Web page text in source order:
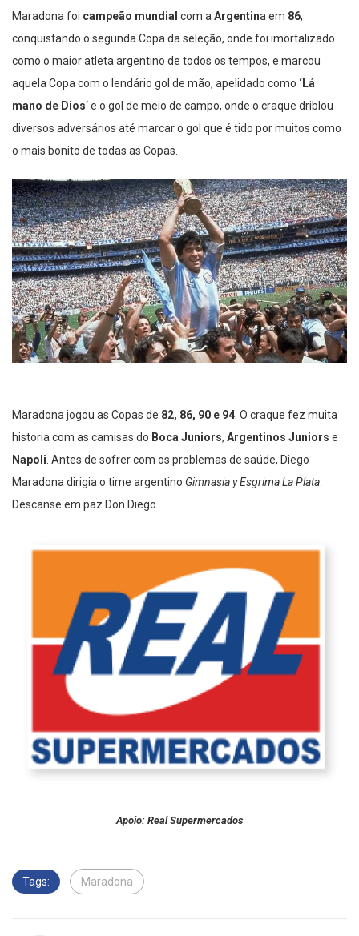
Maradona foi campeão mundial com aArgentina em 86,
conquistando o segunda Copa da seleção, onde foi imortalizado
como o maior atleta argentino de todos os tempos, e marcou
aquela Copa com o lendário gol de mão, apelidado como ‘Lá
mano de Dios ‘ e o gol de meio de campo, onde o craque driblou
diversos adversários até marcar o gol que é tido por muitos como
o mais bonito de todas as Copas.
Maradona jogou as Copas de 82, 86, 90 e 94. O craque fez muita
historia com as camisas do Boca Juniors, Argentinos Juniors e
Napoli. Antes de sofrer com os problemas de saúde, Diego
Maradona dirigia o time argentino Gimnasia y Esgrima La Plata.
Descanse em paz Don Diego.
Apoio: Real Supermercados
Tags: Maradona